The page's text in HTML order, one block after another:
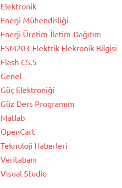
Elektronik
Enerji Mühendisliği
Enerji Üretim-İletim-Dağıtım
ESM203-Elektrik Elekronik Bilgisi
Flash CS.5
Genel
Güç Elektroniği
Güz Ders Programım
Matlab
OpenCart
Teknoloji Haberleri
Veritabanı
Visual Studio